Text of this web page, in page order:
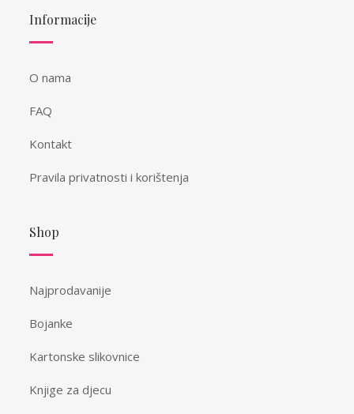
Informacije
O nama
FAQ
Kontakt
Pravila privatnosti i korištenja
Shop
Najprodavanije
Bojanke
Kartonske slikovnice
Knjige za djecu